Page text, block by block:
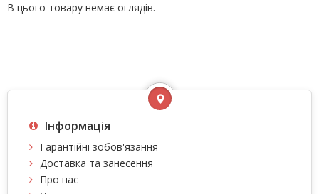
В цього товару немає оглядів.
Інформація
Гарантійні зобов'язання
Доставка та занесення
Про нас